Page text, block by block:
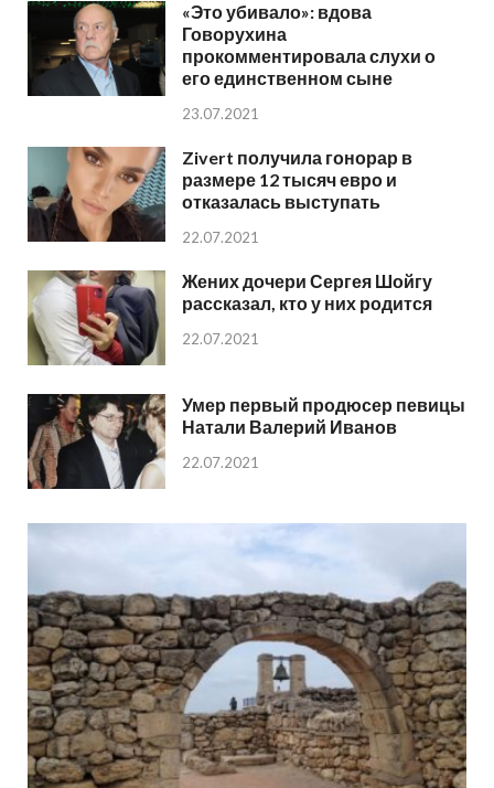
«Это убивало»: вдова
Говорухина
прокомментировала слухи о
его единственном сыне
23.07.2021
Zivert получила гонорар в
размере 12 тысяч евро и
отказалась выступать
22.07.2021
Жених дочери Сергея Шойгу
рассказал, кто у них родится
22.07.2021
Умер первый продюсер певицы
Натали Валерий Иванов
22.07.2021